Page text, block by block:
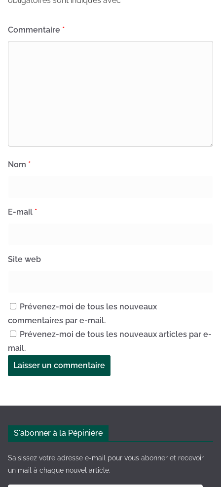
Commentaire *
Nom *
E-mail *
Site web
Prévenez-moi de tous les nouveaux
commentaires par e-mail.
Prévenez-moi de tous les nouveaux articles par e-
mail.
e
S'abonner à la Pépinière
Saisissez votre adresse e-mail pour vous abonner et recevoir
un mail à chaque nouvel article.